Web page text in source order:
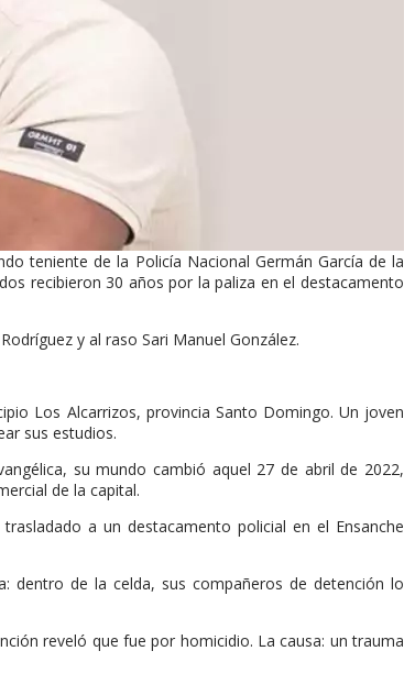
teniente de la Policía Nacional Germán García de la
recibieron 30 años por la paliza en el destacamento
y al raso Sari Manuel González.
Los Alcarrizos, provincia Santo Domingo. Un joven
sus estudios.
su mundo cambió aquel 27 de abril de 2022,
de la capital.
a un destacamento policial en el Ensanche
dentro de la celda, sus compañeros de detención lo
reveló que fue por homicidio. La causa: un trauma